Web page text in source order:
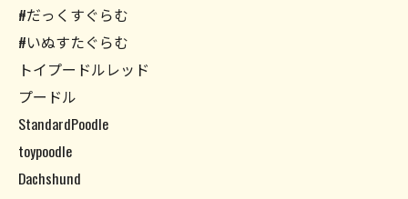
#だっくすぐらむ
#いぬすたぐらむ
トイプードルレッド
プードル
StandardPoodle
toypoodle
Dachshund